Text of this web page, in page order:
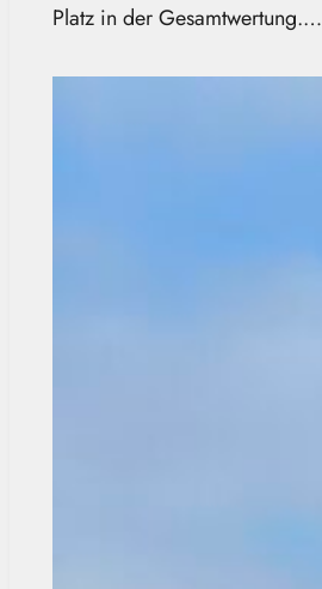
Platz in der Gesamtwertung.…